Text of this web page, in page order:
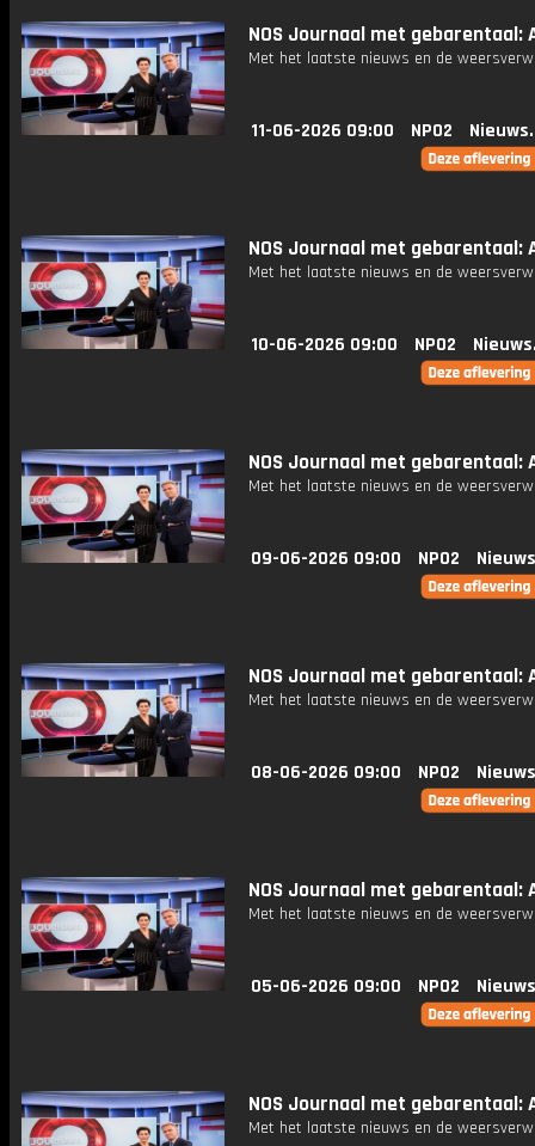
NOS Journaal met gebarentaal:
Met het laatste nieuws en de
11-06-2026 09:00 NPO2
NOS Journaal met gebarentaal:
Met het laatste nieuws en de
10-06-2026 09:00 NPO2
NOS Journaal met gebarentaal:
Met het laatste nieuws en de
09-06-2026 09:00 NPO2
NOS Journaal met gebarentaal:
Met het laatste nieuws en de
08-06-2026 09:00 NPO2
NOS Journaal met gebarentaal:
Met het laatste nieuws en de
05-06-2026 09:00 NPO2
NOS Journaal met gebarentaal:
Met het laatste nieuws en de